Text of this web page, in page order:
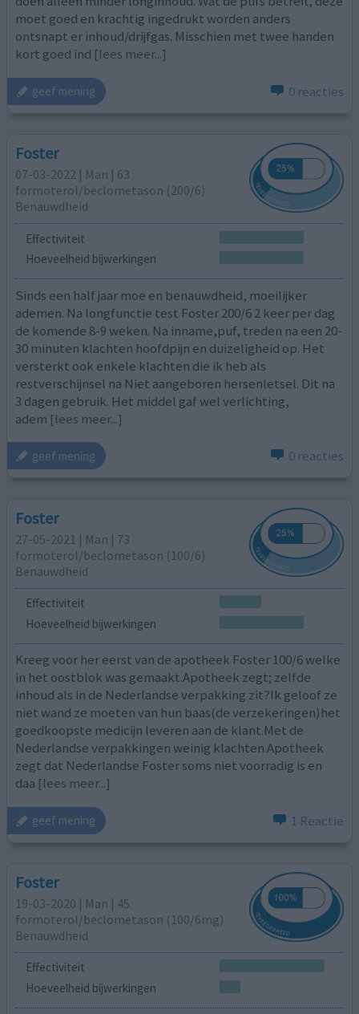
moet goed en krachtig ingedrukt worden anders
ontsnapt er inhoud/drijfgas. Misschien met twee handen
kort goed ind [lees meer...]
geef mening 0 reacties
Foster
07-03-2022 | Man | 63
formoterol/beclometason (200/6)
Benauwdheid
Effectiviteit
Hoeveelheid bijwerkingen
Sinds een half jaar moe en benauwdheid, moeilijker
ademen. Na longfunctie test Foster 200/6 2 keer per dag
de komende 8-9 weken. Na inname,puf, treden na een 20-
30 minuten klachten hoofdpijn en duizeligheid op. Het
versterkt ook enkele klachten die ik heb als
restverschijnsel na Niet aangeboren hersenletsel. Dit na
3 dagen gebruik. Het middel gaf wel verlichting,
adem [lees meer...]
geef mening 0 reacties
Foster
27-05-2021 | Man | 73
formoterol/beclometason (100/6)
Benauwdheid
Effectiviteit
Hoeveelheid bijwerkingen
Kreeg voor her eerst van de apotheek Foster 100/6 welke
in het oostblok was gemaakt.Apotheek zegt; zelfde
inhoud als in de Nederlandse verpakking zit?Ik geloof ze
niet wand ze moeten van hun baas(de verzekeringen)het
goedkoopste medicijn leveren aan de klant.Met de
Nederlandse verpakkingen weinig klachten.Apotheek
zegt dat Nederlandse Foster soms niet voorradig is en
daa [lees meer...]
geef mening 1 Reactie
Foster
19-03-2020 | Man | 45
formoterol/beclometason (100/6mg)
Benauwdheid
Effectiviteit
Hoeveelheid bijwerkingen